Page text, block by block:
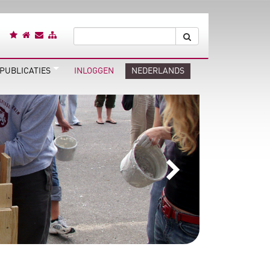
PUBLICATIES INLOGGEN NEDERLANDS